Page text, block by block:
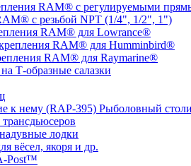
RAM® c регулируемыми
с резьбой NPT (1/4", 1/2", 1")
RAM® для Lowrance®
RAM® для Humminbird®
RAM® для Raymarine®
Т-образные салазки
Рыболовный
лодки
вёсел, якоря и др.
Post™